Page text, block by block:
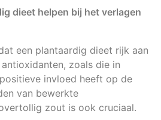
dieet helpen bij het verlagen
een plantaardig dieet rijk aan
zoals die in
invloed heeft op de
van bewerkte
zout is ook cruciaal.